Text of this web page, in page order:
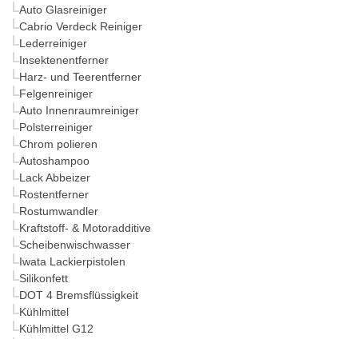
Auto Glasreiniger
Cabrio Verdeck Reiniger
Lederreiniger
Insektenentferner
Harz- und Teerentferner
Felgenreiniger
Auto Innenraumreiniger
Polsterreiniger
Chrom polieren
Autoshampoo
Lack Abbeizer
Rostentferner
Rostumwandler
Kraftstoff- & Motoradditive
Scheibenwischwasser
Iwata Lackierpistolen
Silikonfett
DOT 4 Bremsflüssigkeit
Kühlmittel
Kühlmittel G12